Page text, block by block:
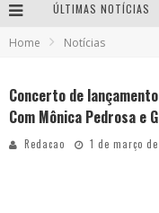
ÚLTIMAS NOTÍCIAS
Home Notícias
Concerto de
Com Mônica Pedrosa e
Redacao 1 de março de